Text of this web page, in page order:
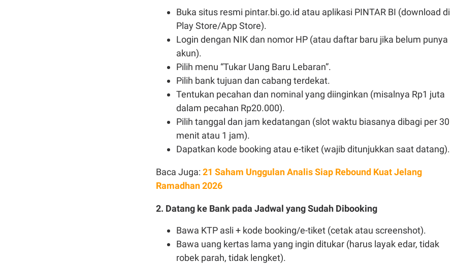
Buka situs resmi pintar.bi.go.id atau aplikasi PINTAR BI (download di
Play Store/App Store).
Login dengan NIK dan nomor HP (atau daftar baru jika belum punya
akun).
Pilih menu “Tukar Uang Baru Lebaran”.
Pilih bank tujuan dan cabang terdekat.
Tentukan pecahan dan nominal yang diinginkan (misalnya Rp1 juta
dalam pecahan Rp20.000).
Pilih tanggal dan jam kedatangan (slot waktu biasanya dibagi per 30
menit atau 1 jam).
Dapatkan kode booking atau e-tiket (wajib ditunjukkan saat datang).
Baca Juga: 21 Saham Unggulan Analis Siap Rebound Kuat Jelang
Ramadhan 2026
2. Datang ke Bank pada Jadwal yang Sudah Dibooking
Bawa KTP asli + kode booking/e-tiket (cetak atau screenshot).
Bawa uang kertas lama yang ingin ditukar (harus layak edar, tidak
robek parah, tidak lengket).